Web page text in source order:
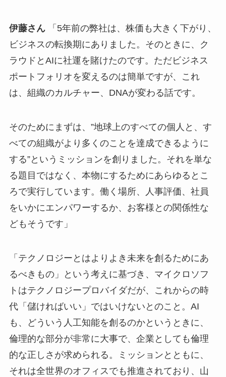
伊藤さん「5年前の弊社は、株価も大きく下がり、
ビジネスの転換期にありました。そのときに、ク
ラウドとAIに社運を賭けたのです。ただビジネス
ポートフォリオを変えるのは簡単ですが、これ
は、組織のカルチャー、DNAが変わる話です。
そのためにまずは、”地球上のすべての個人と、す
べての組織がより多くのことを達成できるように
する”というミッションを創りました。それを単な
る題目ではなく、本物にするためにあらゆるとこ
ろで実行しています。働く場所、人事評価、社員
をいかにエンパワーするか、お客様との関係性な
どもそうです」
「テクノロジーとはよりよき未来を創るためにあ
るべきもの」という考えに基づき、マイクロソフ
トはテクノロジープロバイダだが、これからの時
代「儲ければいい」ではいけないとのこと。AI
も、どういう人工知能を創るのかというときに、
倫理的な部分が非常に大事で、企業としても倫理
的な正しさが求められる。ミッションとともに、
それは全世界のオフィスでも推進されており、山